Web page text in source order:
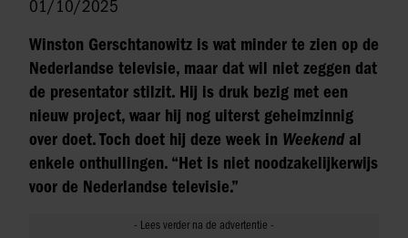
01/10/2025
Winston Gerschtanowitz is wat minder te zien op de
Nederlandse televisie, maar dat wil niet zeggen dat
de presentator stilzit. Hij is druk bezig met een
nieuw project, waar hij nog uiterst geheimzinnig
over doet. Toch doet hij deze week in Weekendal
enkele onthullingen. “Het is niet noodzakelijkerwijs
voor de Nederlandse televisie.”